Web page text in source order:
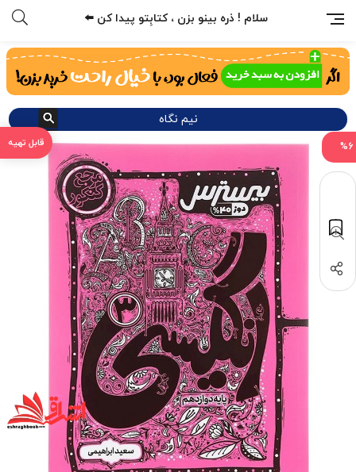
سلام ! ذره بینو بزن ، کتابِتو پیدا کن ⬅️
نیم نگاه